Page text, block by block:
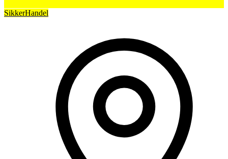
SikkerHandel